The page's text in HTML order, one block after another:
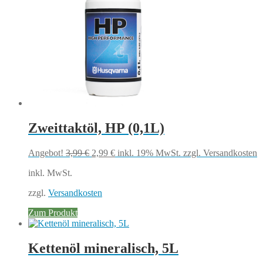
Zweittaktöl, HP (0,1L)
Angebot! 3,99€ Ursprünglicher
2,99 €Aktueller
inkl. 19% MwSt. zzgl. Versandkosten
inkl. MwSt.
zzgl. Versandkosten
Zum Produkt
Kettenöl mineralisch, 5L